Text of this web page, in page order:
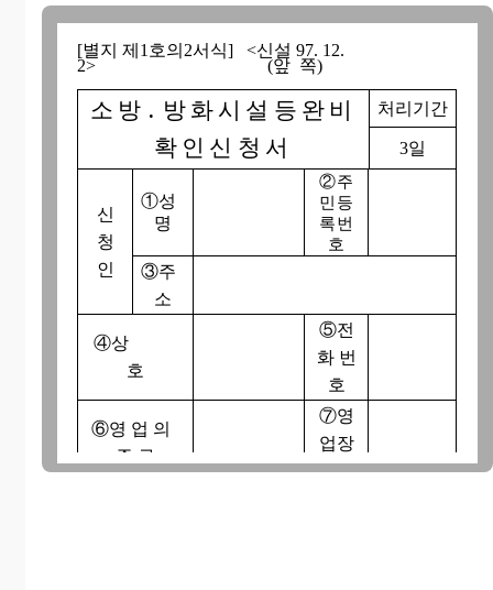
[별지 제1호의2서식] <신설 97. 12.
2> (앞 쪽)
소방․방화시설등완비
확인신청서
처리기간
3일
신
청
인
①성
명
②주
민등
록번
호
③주
소
④상
호
⑤전
화 번
호
⑥영 업 의
종 류
⑦영
업장
면적